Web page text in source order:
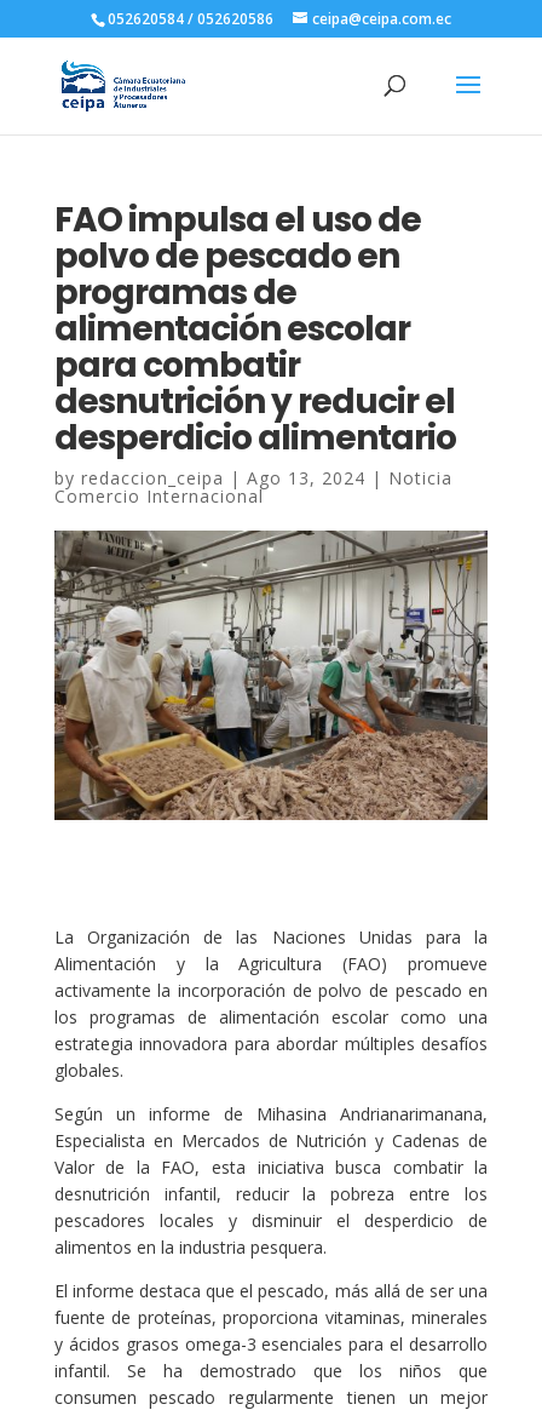
052620584 / 052620586 ceipa@ceipa.com.ec
FAO impulsa el uso de
polvo de pescado en
programas de
alimentación escolar
para combatir
desnutrición y reducir el
desperdicio alimentario
by redaccion_ceipa | Ago 13, 2024 | Noticia
Comercio Internacional
La Organización de las Naciones Unidas para la
Alimentación y la Agricultura (FAO) promueve
activamente la incorporación de polvo de pescado en
los programas de alimentación escolar como una
estrategia innovadora para abordar múltiples desafíos
globales.
Según un informe de Mihasina Andrianarimanana,
Especialista en Mercados de Nutrición y Cadenas de
Valor de la FAO, esta iniciativa busca combatir la
desnutrición infantil, reducir la pobreza entre los
pescadores locales y disminuir el desperdicio de
alimentos en la industria pesquera.
El informe destaca que el pescado, más allá de ser una
fuente de proteínas, proporciona vitaminas, minerales
y ácidos grasos omega-3 esenciales para el desarrollo
infantil. Se ha demostrado que los niños que
consumen pescado regularmente tienen un mejor